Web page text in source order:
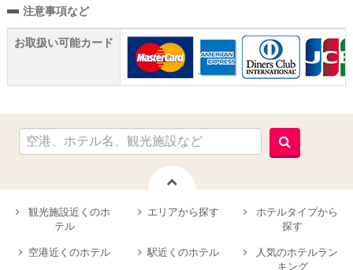
注意事項など
お取扱い可能カード
観光施設近くのホ
テル
エリアから探す
ホテルタイプから
探す
空港近くのホテル 駅近くのホテル
人気のホテルラン
キング